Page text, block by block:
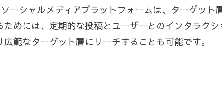
シャルメディアプラットフォームは、ターゲット
めには、定期的な投稿とユーザーとのインタラクシ
範なターゲット層にリーチすることも可能です。